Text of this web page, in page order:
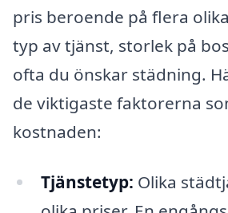
pris beroende på flera
typ av tjänst, storlek på
ofta du önskar städning.
de viktigaste faktorerna
kostnaden:
Tjänstetyp: Olika